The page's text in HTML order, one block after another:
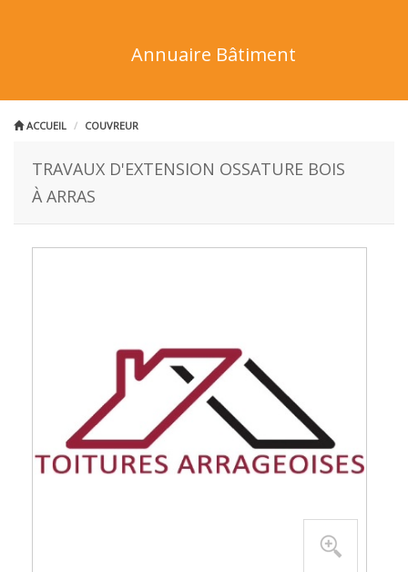
Annuaire Bâtiment
ACCUEIL COUVREUR
TRAVAUX D'EXTENSION OSSATURE BOIS
À ARRAS